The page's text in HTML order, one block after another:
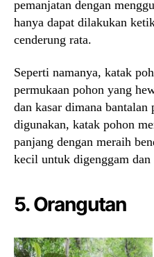
pemanjatan dengan
hanya dapat dilakukan
cenderung rata.
Seperti namanya, katak
permukaan pohon yang
dan kasar dimana bantalan
digunakan, katak pohon
panjang dengan meraih
kecil untuk digenggam
5. Orangutan